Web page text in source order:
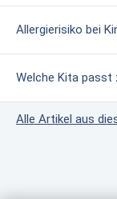
Allergierisiko bei
Welche Kita passt
Alle Artikel aus